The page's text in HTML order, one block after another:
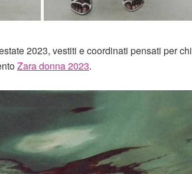
2023, vestiti e coordinati pensati per chi
Zara donna 2023.